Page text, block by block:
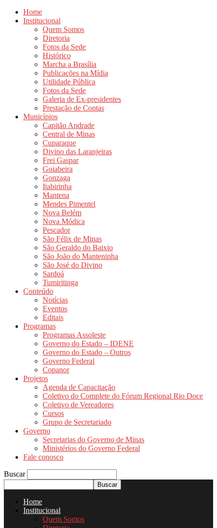
Home
Institucional
Quem Somos
Diretoria
Fotos da Sede
Histórico
Marcha a Brasília
Publicações na Mídia
Utilidade Pública
Fotos da Sede
Galeria de Ex-presidentes
Prestação de Contas
Municípios
Capitão Andrade
Central de Minas
Cuparaque
Divino das Laranjeiras
Frei Gaspar
Goiabeira
Gonzaga
Itabirinha
Mantena
Mendes Pimentel
Nova Belém
Nova Módica
Pescador
São Félix de Minas
São Geraldo do Baixio
São João do Manteninha
São José do Divino
Sardoá
Tumiritinga
Conteúdo
Notícias
Eventos
Editais
Programas
Programas Assoleste
Governo do Estado – IDENE
Governo do Estado – Outros
Governo Federal
Copanor
Projetos
Agenda de Capacitação
Coletivo do Complete do Fórum Regional Rio Doce
Coletivo de Vereadores
Cursos
Grupo de Secretariado
Governo
Secretarias do Governo de Minas
Ministérios do Governo Federal
Fale conosco
Buscar
Home
Institucional
Quem Somos